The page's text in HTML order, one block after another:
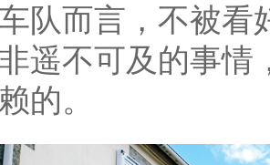
队而言，不被看
遥不可及的事情
的。